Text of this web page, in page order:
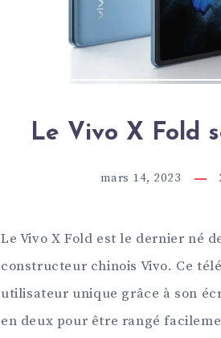
Le Vivo X Fold
mars 14, 2023
Le Vivo X Fold est le dernier né
constructeur chinois Vivo. Ce
utilisateur unique grâce à son
en deux pour être rangé